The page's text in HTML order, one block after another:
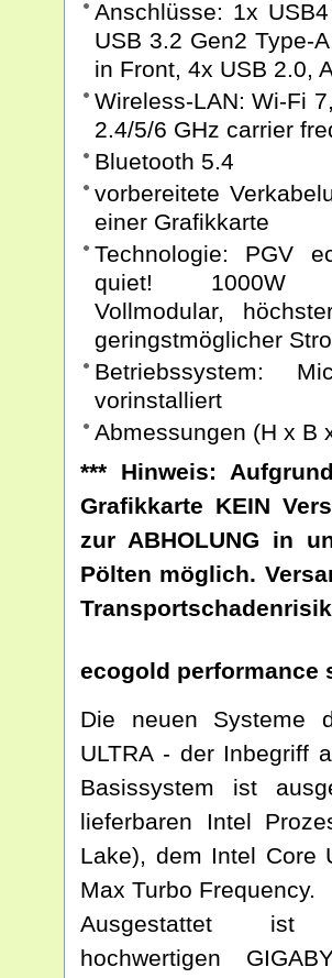
Anschlüsse: 1x
USB 3.2 Gen2 Type-
in Front, 4x USB 2.0,
Wireless-LAN: Wi-Fi
2.4/5/6 GHz carrier
Bluetooth 5.4
vorbereitete
einer Grafikkarte
Technologie: PGV
quiet! 1000W
Vollmodular,
geringstmöglicher
Betriebssystem:
vorinstalliert
Abmessungen (H x B
*** Hinweis:
Grafikkarte KEIN
zur ABHOLUNG in
Pölten möglich.
ecogold performance
Die neuen Systeme
ULTRA - der Inbegriff
Basissystem ist
lieferbaren Intel
Lake), dem Intel Core
Max Turbo Frequency.
Ausgestattet
hochwertigen